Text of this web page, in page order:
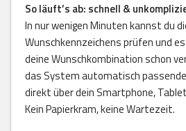
So läuft’s ab: schnell &
In nur wenigen Minuten kannst du
Wunschkennzeichens prüfen und
deine Wunschkombination schon
das System automatisch
direkt über dein Smartphone,
Kein Papierkram, keine Wartezeit.